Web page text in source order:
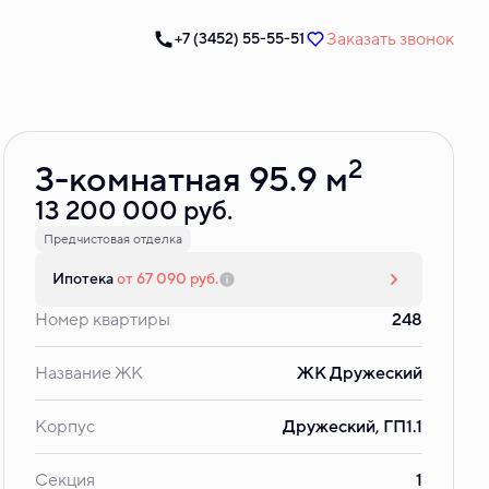
+7 (3452) 55-55-51 Заказать звонок
Забронировать
3-комнатная 95.9 м2
13 200 000 руб.
Предчистовая отделка
Ипотекаот 67 090 руб.
Номер квартиры 248
Название ЖК ЖК Дружеский
Корпус Дружеский, ГП1.1
Секция 1